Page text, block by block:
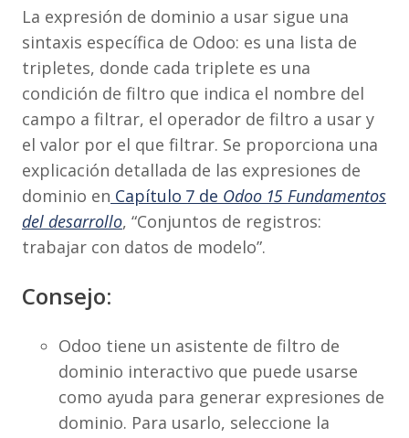
La expresión de dominio a usar sigue una
sintaxis específica de Odoo: es una lista de
tripletes, donde cada triplete es una
condición de filtro que indica el nombre del
campo a filtrar, el operador de filtro a usar y
el valor por el que filtrar. Se proporciona una
explicación detallada de las expresiones de
dominio en Capítulo 7 de Odoo 15 Fundamentos
del desarrollo, “Conjuntos de registros:
trabajar con datos de modelo”.
Consejo:
Odoo tiene un asistente de filtro de
dominio interactivo que puede usarse
como ayuda para generar expresiones de
dominio. Para usarlo, seleccione la